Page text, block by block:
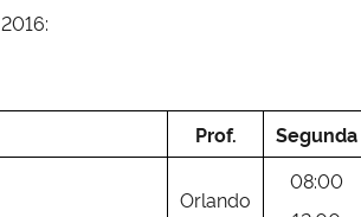
Prof. Segunda
Orlando
08:00